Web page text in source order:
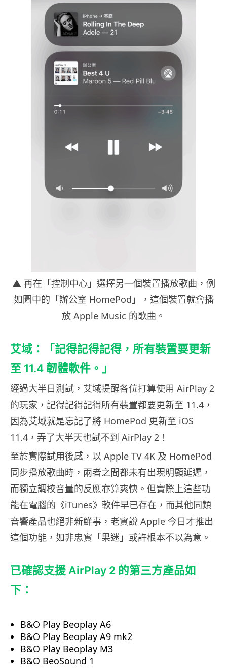
▲ 再在「控制中心」選擇另一個裝置播放歌曲，例
如圖中的「辦公室 HomePod」，這個裝置就會播
放 Apple Music 的歌曲。
艾域：「記得記得記得，所有裝置要更新
至 11.4 韌體軟件。」
經過大半日測試，艾域提醒各位打算使用 AirPlay 2
的玩家，記得記得記得所有裝置都要更新至 11.4，
因為艾域就是忘記了將 HomePod 更新至 iOS
11.4，弄了大半天也試不到 AirPlay 2！
至於實際試用後感，以 Apple TV 4K 及 HomePod
同步播放歌曲時，兩者之間都未有出現明顯延遲，
而獨立調校音量的反應亦算爽快。但實際上這些功
能在電腦的《iTunes》軟件早已存在，而其他同類
音響產品也絕非新鮮事，老實說 Apple 今日才推出
這個功能，如非忠實「果迷」或許根本不以為意。
已確認支援 AirPlay 2 的第三方產品如
下：
B&O Play Beoplay A6
B&O Play Beoplay A9 mk2
B&O Play Beoplay M3
B&O BeoSound 1